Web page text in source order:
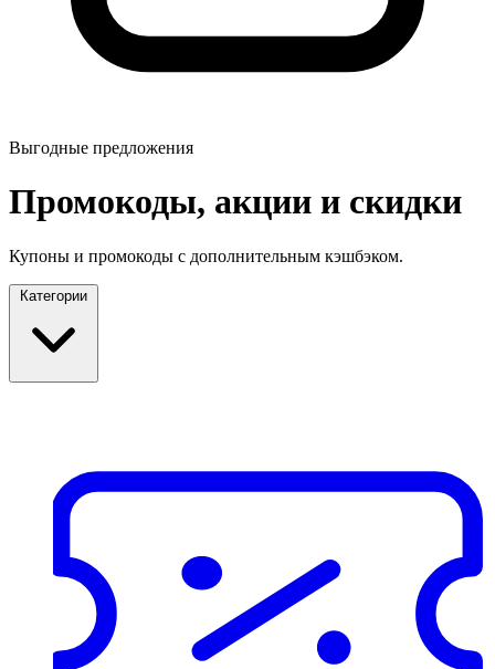
Выгодные предложения
Промокоды, акции и скидки
Купоны и промокоды с дополнительным кэшбэком.
Категории